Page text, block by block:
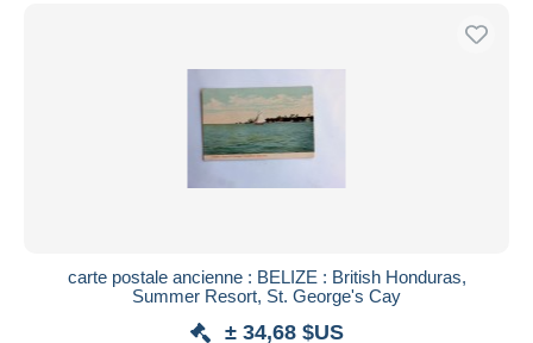
carte postale ancienne : BELIZE : British Honduras,
Summer Resort, St. George's Cay
± 34,68 $US